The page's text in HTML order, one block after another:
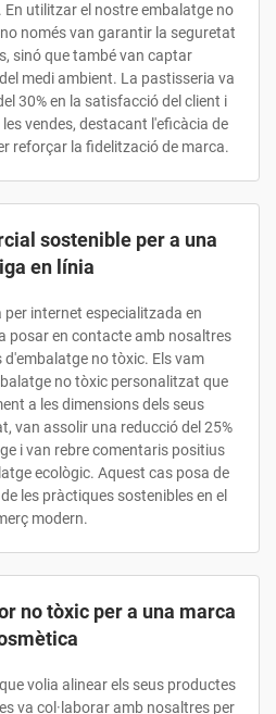
utilitzar el nostre embalatge no
només van garantir la seguretat
sinó que també van captar
medi ambient. La pastisseria va
30% en la satisfacció del client i
vendes, destacant l'eficàcia de
reforçar la fidelització de marca.
sostenible per a una
en línia
per internet especialitzada en
posar en contacte amb nosaltres
no tòxic. Els vam
no tòxic personalitzat que
a les dimensions dels seus
van assolir una reducció del 25%
i van rebre comentaris positius
ecològic. Aquest cas posa de
les pràctiques sostenibles en el
modern.
no tòxic per a una marca
volia alinear els seus productes
va col·laborar amb nosaltres per